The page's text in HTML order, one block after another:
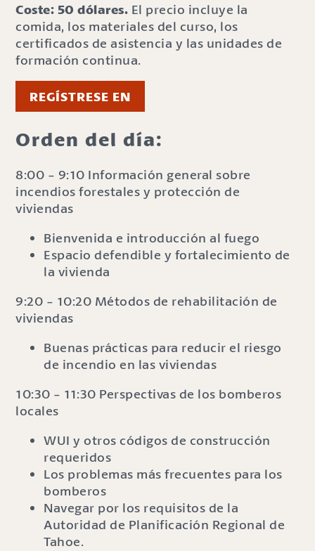
Coste: 50 dólares. El precio incluye la
comida, los materiales del curso, los
certificados de asistencia y las unidades de
formación continua.
REGÍSTRESE EN
Orden del día:
8:00 - 9:10 Información general sobre
incendios forestales y protección de
viviendas
Bienvenida e introducción al fuego
Espacio defendible y fortalecimiento de
la vivienda
9:20 - 10:20 Métodos de rehabilitación de
viviendas
Buenas prácticas para reducir el riesgo
de incendio en las viviendas
10:30 - 11:30 Perspectivas de los bomberos
locales
WUI y otros códigos de construcción
requeridos
Los problemas más frecuentes para los
bomberos
Navegar por los requisitos de la
Autoridad de Planificación Regional de
Tahoe.